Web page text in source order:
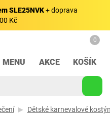
SLE25NVK+ doprava
Kč
MENU AKCE
0
KOŠÍK
Dětské karnevalové